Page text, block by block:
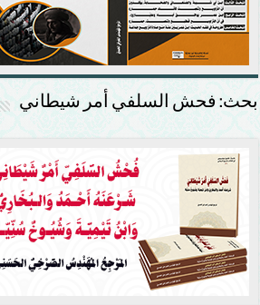
بحث: فحش السلفي أمر شيطاني